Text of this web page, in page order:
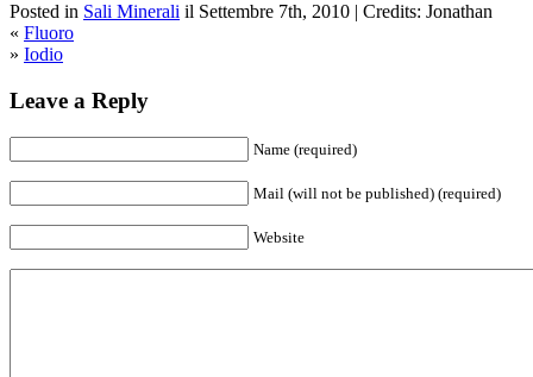
Posted in Sali Minerali il Settembre 7th, 2010 | Credits: Jonathan
« Fluoro
» Iodio
Leave a Reply
Name (required)
Mail (will not be published) (required)
Website